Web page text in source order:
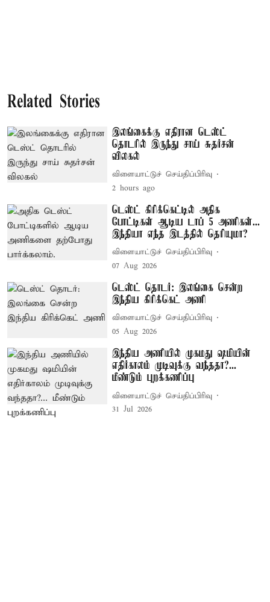
Related Stories
இலங்கைக்கு எதிரான டெஸ்ட்
தொடரில் இருந்து சாய் சுதர்சன்
விலகல்
விளையாட்டுச் செய்திப்பிரிவு
2 hours ago
டெஸ்ட் கிரிக்கெட்டில் அதிக
போட்டிகள் ஆடிய டாப் 5 அணிகள்...
இந்தியா எந்த இடத்தில் தெரியுமா?
விளையாட்டுச் செய்திப்பிரிவு
07 Aug 2026
டெஸ்ட் தொடர்: இலங்கை சென்ற
இந்திய கிரிக்கெட் அணி
விளையாட்டுச் செய்திப்பிரிவு
05 Aug 2026
இந்திய அணியில் முகமது ஷமியின்
எதிர்காலம் முடிவுக்கு வந்ததா?...
மீண்டும் புறக்கணிப்பு
விளையாட்டுச் செய்திப்பிரிவு
31 Jul 2026